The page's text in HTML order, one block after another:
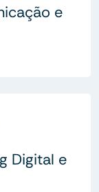
e
Digital e